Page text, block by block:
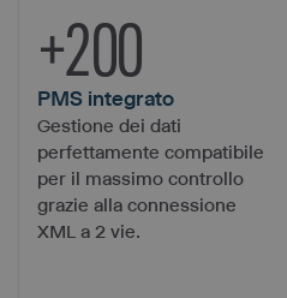
PMS integrato
+200
Gestione dei dati
perfettamente compatibile
per il massimo controllo
grazie alla connessione
XML a 2 vie.